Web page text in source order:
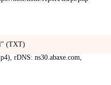
(TXT)
), rDNS: ns30.abaxe.com,